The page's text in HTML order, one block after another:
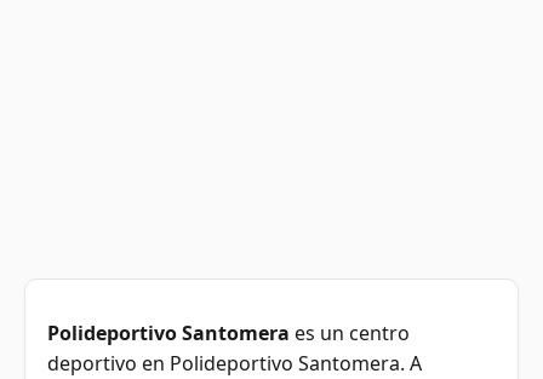
Polideportivo Santomera es un centro
deportivo en Polideportivo Santomera. A